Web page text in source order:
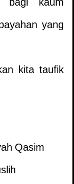
yang
kita taufik
Qasim
5.
?
kufr’
Syahid?
QURAN
Perlu